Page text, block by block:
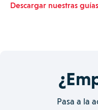
Descargar nuestras
Pasa a la